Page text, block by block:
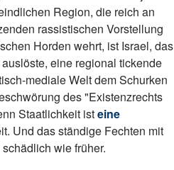
Region, die reich an
rassistischen Vorstellung
Horden wehrt, ist Israel, das
eine regional tickende
mediale Welt dem Schurken
des "Existenzrechts
Staatlichkeit isteine
Und das ständige Fechten mit
wie früher.